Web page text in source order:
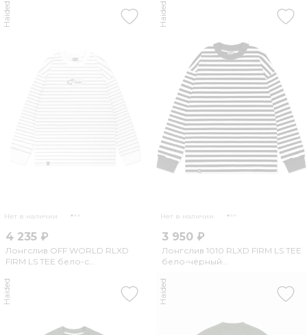
Нет в наличии
Haided
4 235 ₽
Лонгслив OFF WORLD RLXD
FIRM LS TEE бело-с...
Нет в наличии
Haided
3 950 ₽
Лонгслив 1010 RLXD FIRM LS TEE
бело-чёрный...
Haided Haided